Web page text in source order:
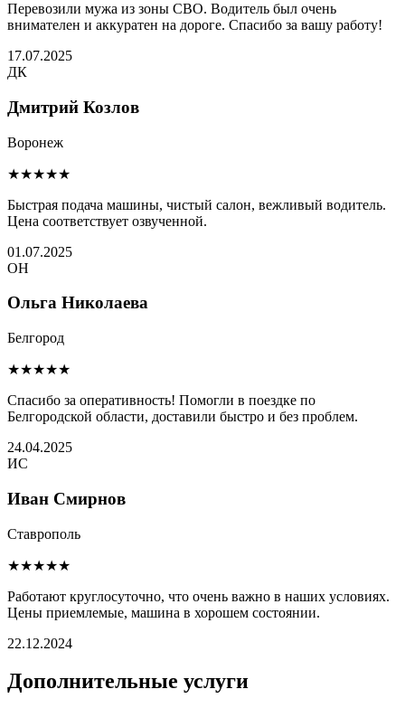
Перевозили мужа из зоны СВО. Водитель был очень
внимателен и аккуратен на дороге. Спасибо за вашу работу!
17.07.2025
ДК
Дмитрий Козлов
Воронеж
★★★★★
Быстрая подача машины, чистый салон, вежливый водитель.
Цена соответствует озвученной.
01.07.2025
ОН
Ольга Николаева
Белгород
★★★★★
Спасибо за оперативность! Помогли в поездке по
Белгородской области, доставили быстро и без проблем.
24.04.2025
ИС
Иван Смирнов
Ставрополь
★★★★★
Работают круглосуточно, что очень важно в наших условиях.
Цены приемлемые, машина в хорошем состоянии.
22.12.2024
Дополнительные услуги